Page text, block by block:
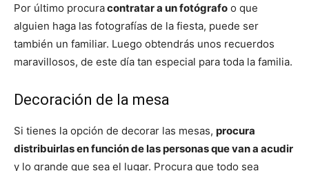
Por último procuracontratar a un fotógrafo o que
alguien haga las fotografías de la fiesta, puede ser
también un familiar. Luego obtendrás unos recuerdos
maravillosos, de este día tan especial para toda la familia.
Decoración de la mesa
Si tienes la opción de decorar las mesas, procura
distribuirlas en función de las personas que van a acudir
y lo grande que sea el lugar. Procura que todo sea